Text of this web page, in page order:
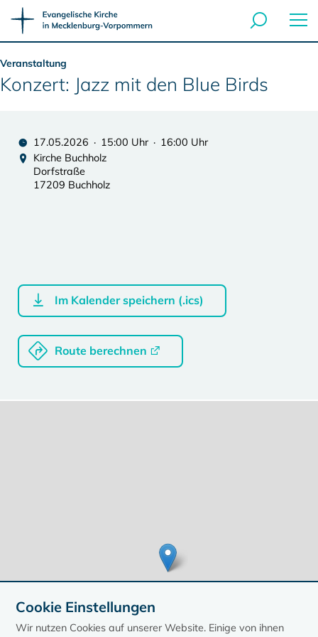
Veranstaltung
Konzert: Jazz mit den Blue Birds
17.05.2026 · 15:00 Uhr · 16:00 Uhr
Kirche Buchholz
Dorfstraße
17209 Buchholz
Im Kalender speichern (.ics)
Route berechnen
Cookie Einstellungen
Wir nutzen Cookies auf unserer Website. Einige von ihnen